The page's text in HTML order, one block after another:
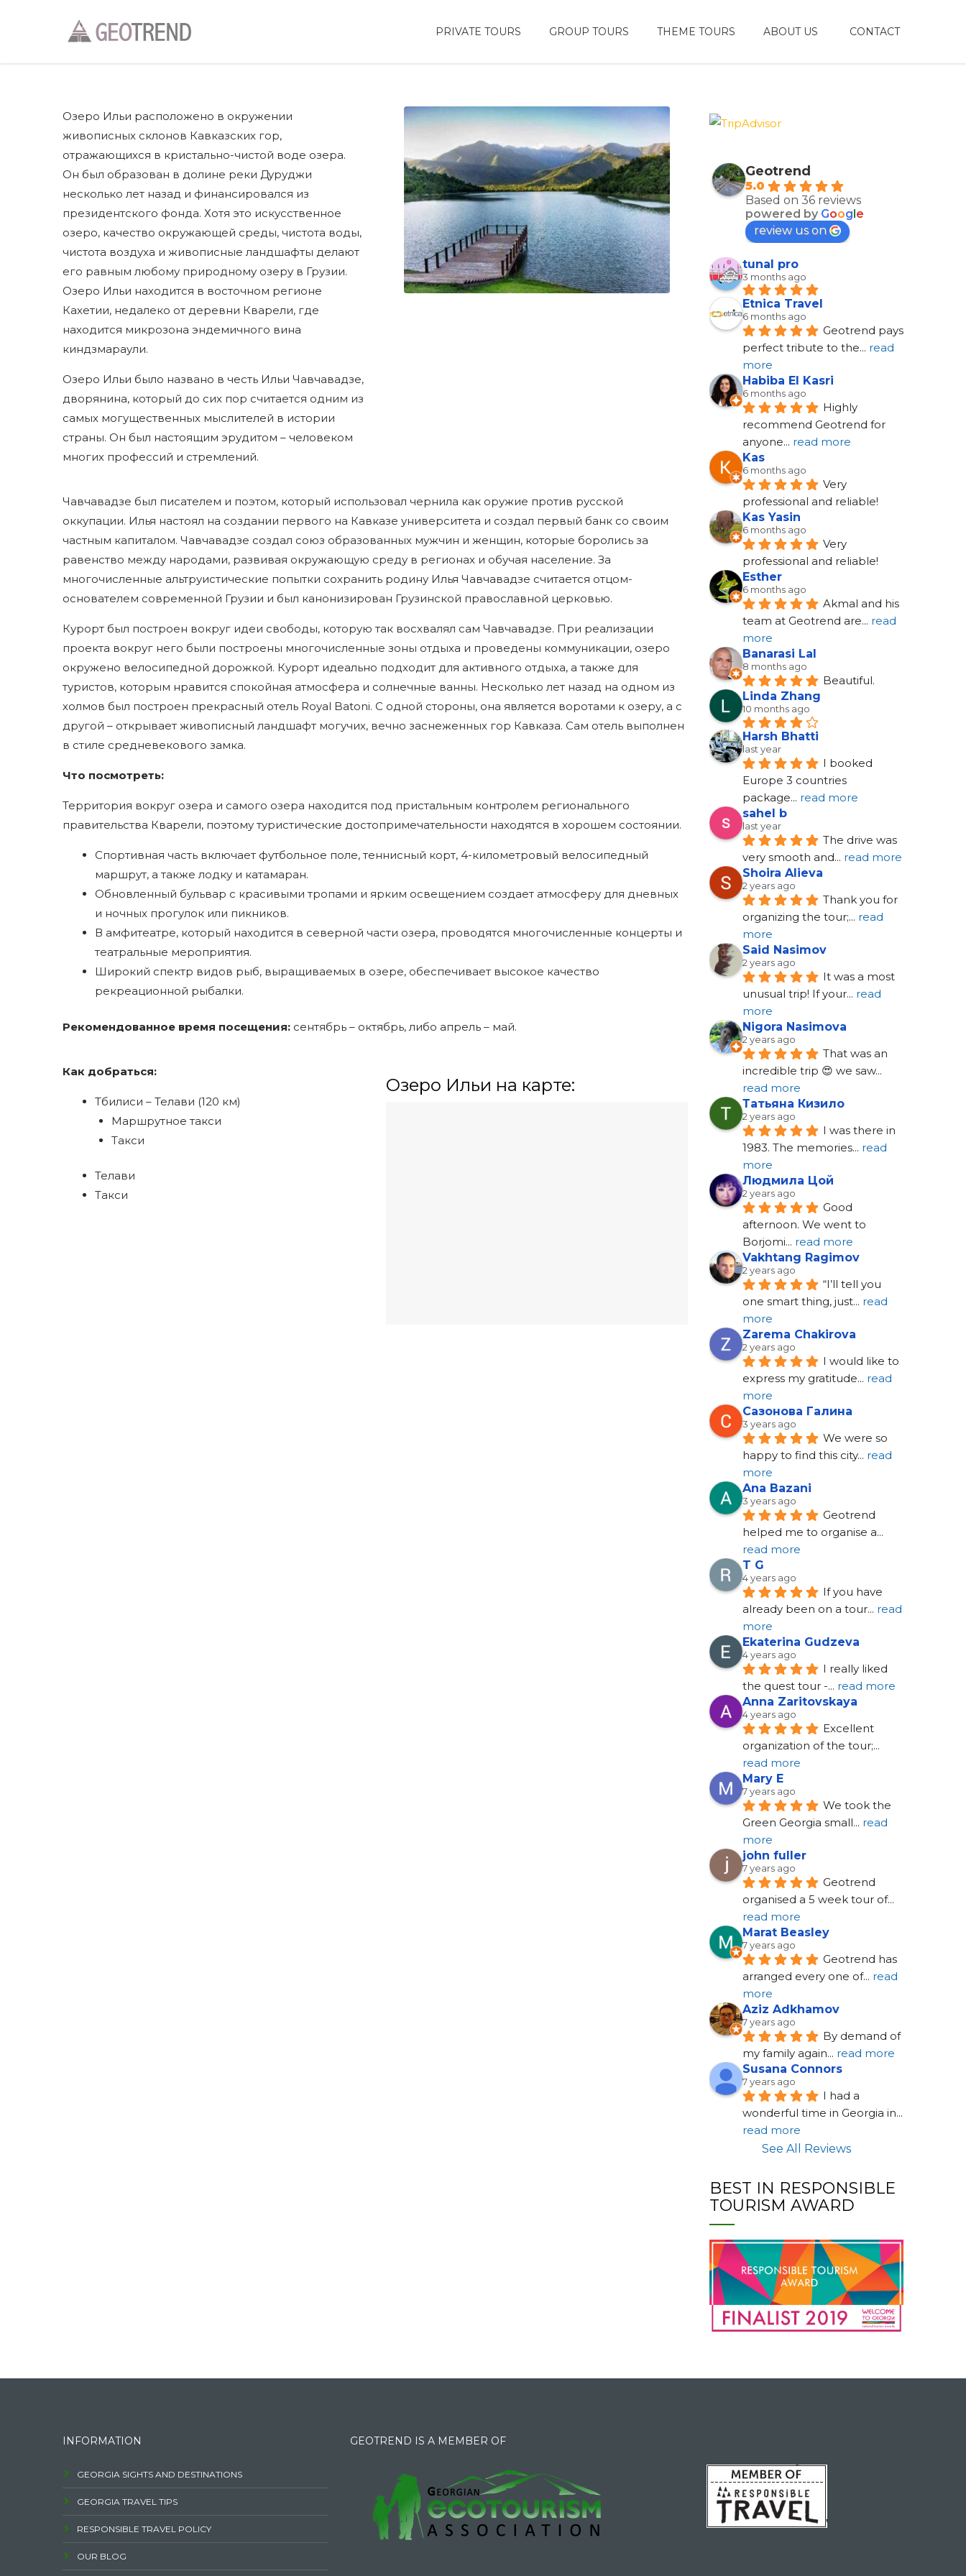
PRIVATE TOURS GROUP TOURS THEME TOURS ABOUT US CONTACT
Озеро Ильи расположено в окружении
живописных склонов Кавказских гор,
отражающихся в кристально-чистой воде озера.
Он был образован в долине реки Дуруджи
несколько лет назад и финансировался из
президентского фонда. Хотя это искусственное
озеро, качество окружающей среды, чистота воды,
чистота воздуха и живописные ландшафты делают
его равным любому природному озеру в Грузии.
Озеро Ильи находится в восточном регионе
Кахетии, недалеко от деревни Кварели, где
находится микрозона эндемичного вина
киндзмараули.
Озеро Ильи было названо в честь Ильи Чавчавадзе,
дворянина, который до сих пор считается одним из
самых могущественных мыслителей в истории
страны. Он был настоящим эрудитом – человеком
многих профессий и стремлений.
Чавчавадзе был писателем и поэтом, который использовал чернила как оружие против русской
оккупации. Илья настоял на создании первого на Кавказе университета и создал первый банк со своим
частным капиталом. Чавчавадзе создал союз образованных мужчин и женщин, которые боролись за
равенство между народами, развивая окружающую среду в регионах и обучая население. За
многочисленные альтруистические попытки сохранить родину Илья Чавчавадзе считается отцом-
основателем современной Грузии и был канонизирован Грузинской православной церковью.
Курорт был построен вокруг идеи свободы, которую так восхвалял сам Чавчавадзе. При реализации
проекта вокруг него были построены многочисленные зоны отдыха и проведены коммуникации, озеро
окружено велосипедной дорожкой. Курорт идеально подходит для активного отдыха, а также для
туристов, которым нравится спокойная атмосфера и солнечные ванны. Несколько лет назад на одном из
холмов был построен прекрасный отель Royal Batoni. С одной стороны, она является воротами к озеру, а с
другой – открывает живописный ландшафт могучих, вечно заснеженных гор Кавказа. Сам отель выполнен
в стиле средневекового замка.
Что посмотреть:
Территория вокруг озера и самого озера находится под пристальным контролем регионального
правительства Кварели, поэтому туристические достопримечательности находятся в хорошем состоянии.
Спортивная часть включает футбольное поле, теннисный корт, 4-километровый велосипедный
маршрут, а также лодку и катамаран.
Обновленный бульвар с красивыми тропами и ярким освещением создает атмосферу для дневных
и ночных прогулок или пикников.
В амфитеатре, который находится в северной части озера, проводятся многочисленные концерты и
театральные мероприятия.
Широкий спектр видов рыб, выращиваемых в озере, обеспечивает высокое качество
рекреационной рыбалки.
Рекомендованное время посещения: сентябрь – октябрь, либо апрель – май.
Как добраться:
Тбилиси – Телави (120 км)
Маршрутное такси
Такси
Телави
Такси
Озеро Ильи на карте:
Geotrend
5.0
Based on 36 reviews
powered by Google
review us on
tunal pro
3 months ago
Etnica Travel
6 months ago
Geotrend pays
perfect tribute to the... read
more
Habiba El Kasri
6 months ago
Highly
recommend Geotrend for
anyone... read more
Kas
6 months ago
Very
professional and reliable!
Kas Yasin
6 months ago
Very
professional and reliable!
Esther
6 months ago
Akmal and his
team at Geotrend are... read
more
Banarasi Lal
8 months ago
Beautiful.
Linda Zhang
10 months ago
Harsh Bhatti
last year
I booked
Europe 3 countries
package... read more
sahel b
last year
The drive was
very smooth and... read more
Shoira Alieva
2 years ago
Thank you for
organizing the tour;... read
more
Said Nasimov
2 years ago
It was a most
unusual trip! If your... read
more
Nigora Nasimova
2 years ago
That was an
incredible trip 😍 we saw
read more
Татьяна Кизило
2 years ago
I was there in
1983. The memories... read
more
Людмила Цой
2 years ago
Good
afternoon. We went to
Borjomi... read more
Vakhtang Ragimov
2 years ago
“I’ll tell you
one smart thing, just... read
more
Zarema Chakirova
2 years ago
I would like to
express my gratitude... read
more
Сазонова Галина
3 years ago
We were so
happy to find this city... read
more
Ana Bazani
3 years ago
Geotrend
helped me to organise a
read more
T G
4 years ago
If you have
already been on a tour... read
more
Ekaterina Gudzeva
4 years ago
I really liked
the quest tour -... read more
Anna Zaritovskaya
4 years ago
Excellent
organization of the tour;
read more
Mary E
7 years ago
We took the
Green Georgia small... read
more
john fuller
7 years ago
Geotrend
organised a 5 week tour of
read more
Marat Beasley
7 years ago
Geotrend has
arranged every one of... read
more
Aziz Adkhamov
7 years ago
By demand of
my family again... read more
Susana Connors
7 years ago
I had a
wonderful time in Georgia in
read more
See All Reviews
BEST IN RESPONSIBLE
TOURISM AWARD
INFORMATION
GEORGIA SIGHTS AND DESTINATIONS
GEORGIA TRAVEL TIPS
RESPONSIBLE TRAVEL POLICY
OUR BLOG
GEOTREND IS A MEMBER OF